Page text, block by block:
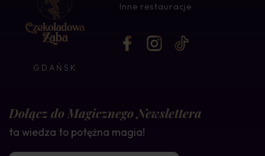
GDAŃSK
Inne restauracje
Dołącz do Magicznego Newslettera
ta wiedza to potężna magia!